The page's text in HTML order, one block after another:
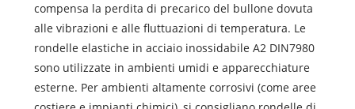
compensa la perdita di precarico del bullone dovuta
alle vibrazioni e alle fluttuazioni di temperatura. Le
rondelle elastiche in acciaio inossidabile A2 DIN7980
sono utilizzate in ambienti umidi e apparecchiature
esterne. Per ambienti altamente corrosivi (come aree